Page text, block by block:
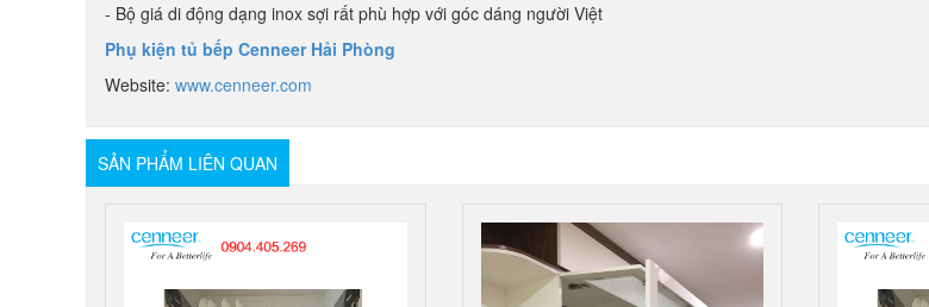
- Bộ giá di động dạng inox sợi rất phù hợp với góc dáng người Việt
Phụ kiện tủ bếp Cenneer Hải Phòng
Website: www.cenneer.com
SẢN PHẨM LIÊN QUAN